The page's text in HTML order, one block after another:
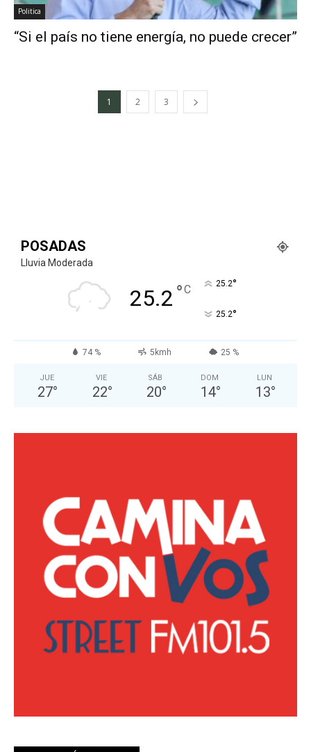
Politica
“Si el país no tiene energía, no puede crecer”
1 2 3
POSADAS
Lluvia Moderada
25.2 °C 25.2°
25.2°
74 % 5kmh 25 %
JUE
27°
VIE
22°
SÁB
20°
DOM
14°
LUN
13°